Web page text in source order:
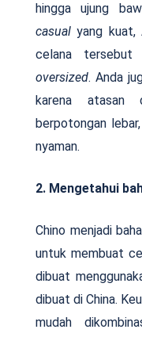
hingga ujung
casualyang kuat,
celana
oversized. Anda
karena atasan
berpotongan
nyaman.
2. Mengetahui
Chino menjadi
untuk membuat
dibuat
dibuat di China.
mudah